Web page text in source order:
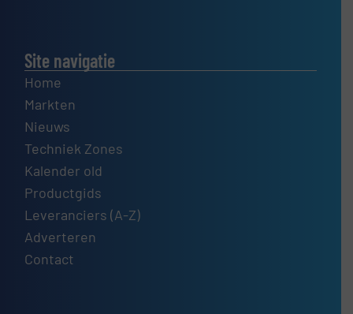
Site navigatie
Home
Markten
Nieuws
Techniek Zones
Kalender old
Productgids
Leveranciers (A-Z)
Adverteren
Contact